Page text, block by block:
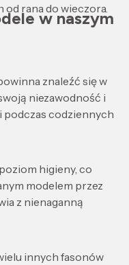
rana do wieczora.
w naszym
znaleźć się w
niezawodność i
podczas codziennych
higieny, co
modelem przez
z nienaganną
innych fasonów